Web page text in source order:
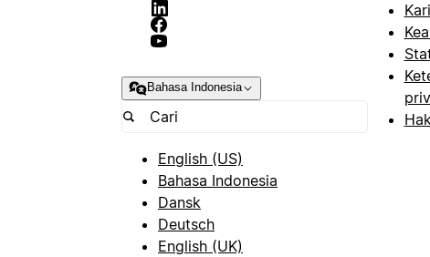
Bahasa Indonesia
English (US)
Bahasa Indonesia
Dansk
Deutsch
English (UK)